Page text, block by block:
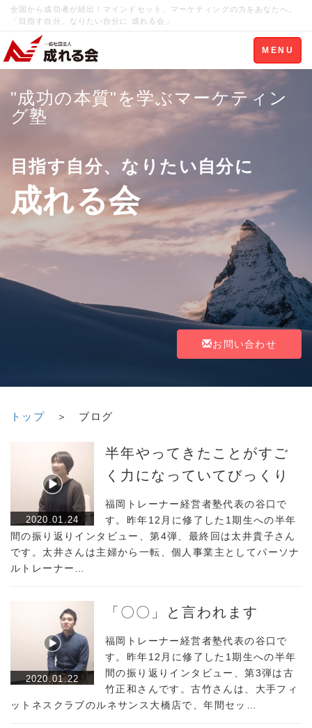
全国から成功者が続出！マインドセット、マーケティングの力をあなたへ。
「目指す自分、なりたい自分に 成れる会」
Toggle
navigation
MENU
"成功の本質"を学ぶマーケティン
グ塾
目指す自分、なりたい自分に
成れる会
お問い合わせ
トップ ＞ ブログ
2020.01.24
半年やってきたことがすご
く力になっていてびっくり
福岡トレーナー経営者塾代表の谷口で
す。昨年12月に修了した1期生への半年
間の振り返りインタビュー、第4弾、最終回は太井貴子さん
です。太井さんは主婦から一転、個人事業主としてパーソナ
ルトレーナー…
2020.01.22
「〇〇」と言われます
福岡トレーナー経営者塾代表の谷口で
す。昨年12月に修了した1期生への半年
間の振り返りインタビュー、第3弾は古
竹正和さんです。古竹さんは、大手フィ
ットネスクラブのルネサンス大橋店で、年間セッ…